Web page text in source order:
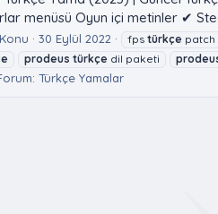
menüsü Oyun içi metinler ✔
Konu 30 Eylül 2022 fpstürkçe patch
prodeus türkçe dil paketi
Türkçe Yamalar